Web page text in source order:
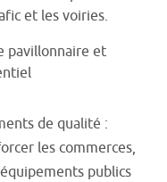
et les voiries.
pavillonnaire et
de qualité :
les commerces,
publics